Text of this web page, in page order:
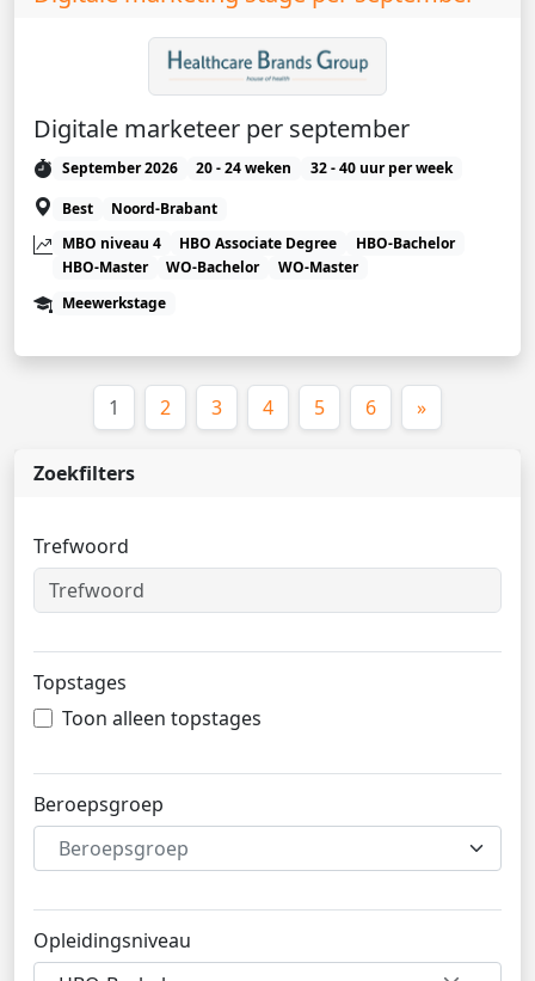
Zoekfilters
Trefwoord
Topstages
Toon alleen topstages
Beroepsgroep
Beroepsgroep
Opleidingsniveau
Digitale marketeer per september
September 2026 20 - 24 weken
32 - 40 uur per week
Best
Noord-Brabant
MBO niveau 4
HBO Associate Degree
HBO-Bachelor
HBO-Master
WO-Bachelor
WO-Master
Meewerkstage
1 (huidige)
2 3 4 5 6 »